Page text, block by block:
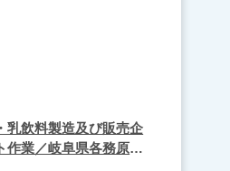
乳飲料製造及び販売企
業／岐阜県各務原